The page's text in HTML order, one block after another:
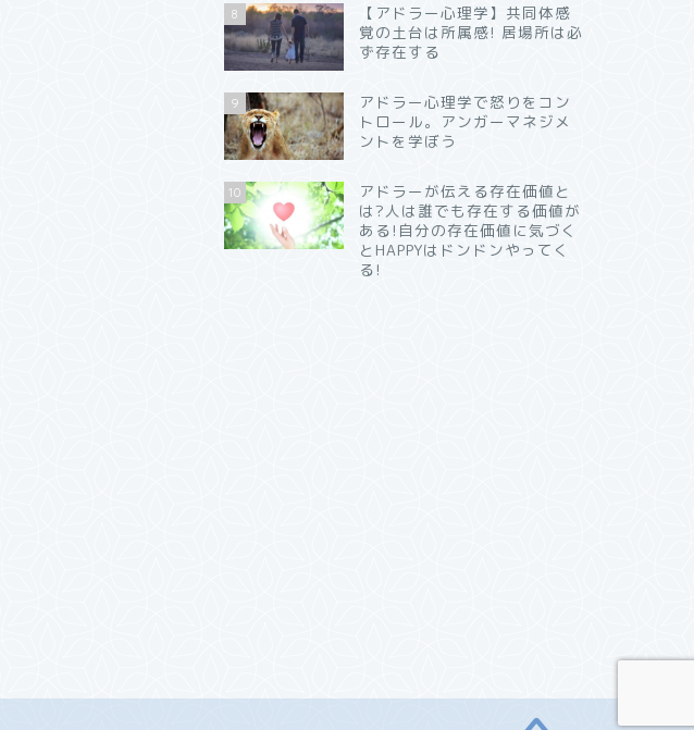
8
【アドラー心理学】共同体感
覚の土台は所属感! 居場所は必
ず存在する
9
アドラー心理学で怒りをコン
トロール。アンガーマネジメ
ントを学ぼう
10
アドラーが伝える存在価値と
は?人は誰でも存在する価値が
ある!自分の存在価値に気づく
とHAPPYはドンドンやってく
る!